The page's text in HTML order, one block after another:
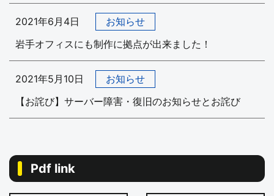
2021年6月4日
お知らせ
岩手オフィスにも制作に拠点が出来ました！
2021年5月10日
お知らせ
【お詫び】サーバー障害・復旧のお知らせとお詫び
Pdf link